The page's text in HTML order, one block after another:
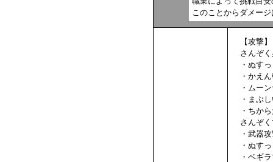
このことからダメー
【攻撃】
さんぞ
・ぬす
・かえ
・ムー
・まぶ
・ちか
さんぞ
・武器
・ぬす
・ベギ